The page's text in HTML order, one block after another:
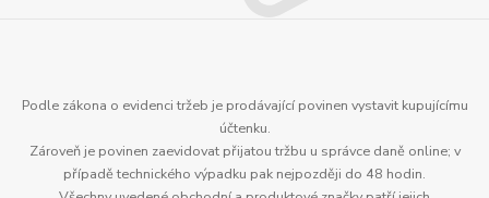
Podle zákona o evidenci tržeb je prodávající povinen vystavit kupujícímu
účtenku.
Zároveň je povinen zaevidovat přijatou tržbu u správce daně online; v
případě technického výpadku pak nejpozději do 48 hodin.